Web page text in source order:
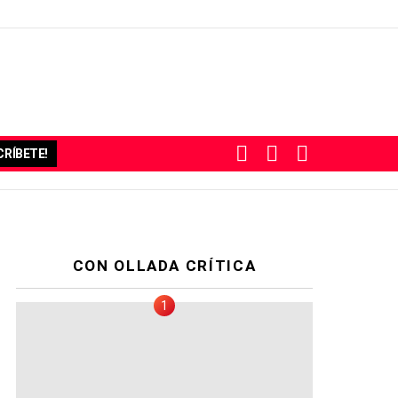
SWITCH
SKIN
BUSCAR
CON OLLADA CRÍTICA